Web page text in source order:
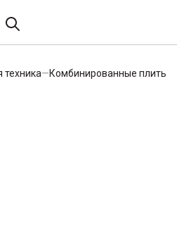
техника—Комбинированные плиты